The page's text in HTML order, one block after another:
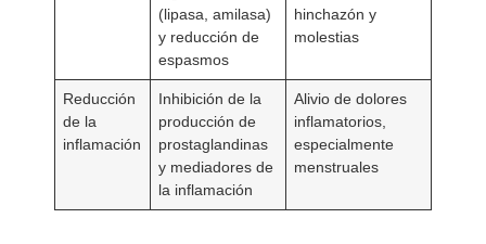
(lipasa, amilasa)
y reducción de
espasmos
hinchazón y
molestias
Reducción
de la
inflamación
Inhibición de la
producción de
prostaglandinas
y mediadores de
la inflamación
Alivio de dolores
inflamatorios,
especialmente
menstruales